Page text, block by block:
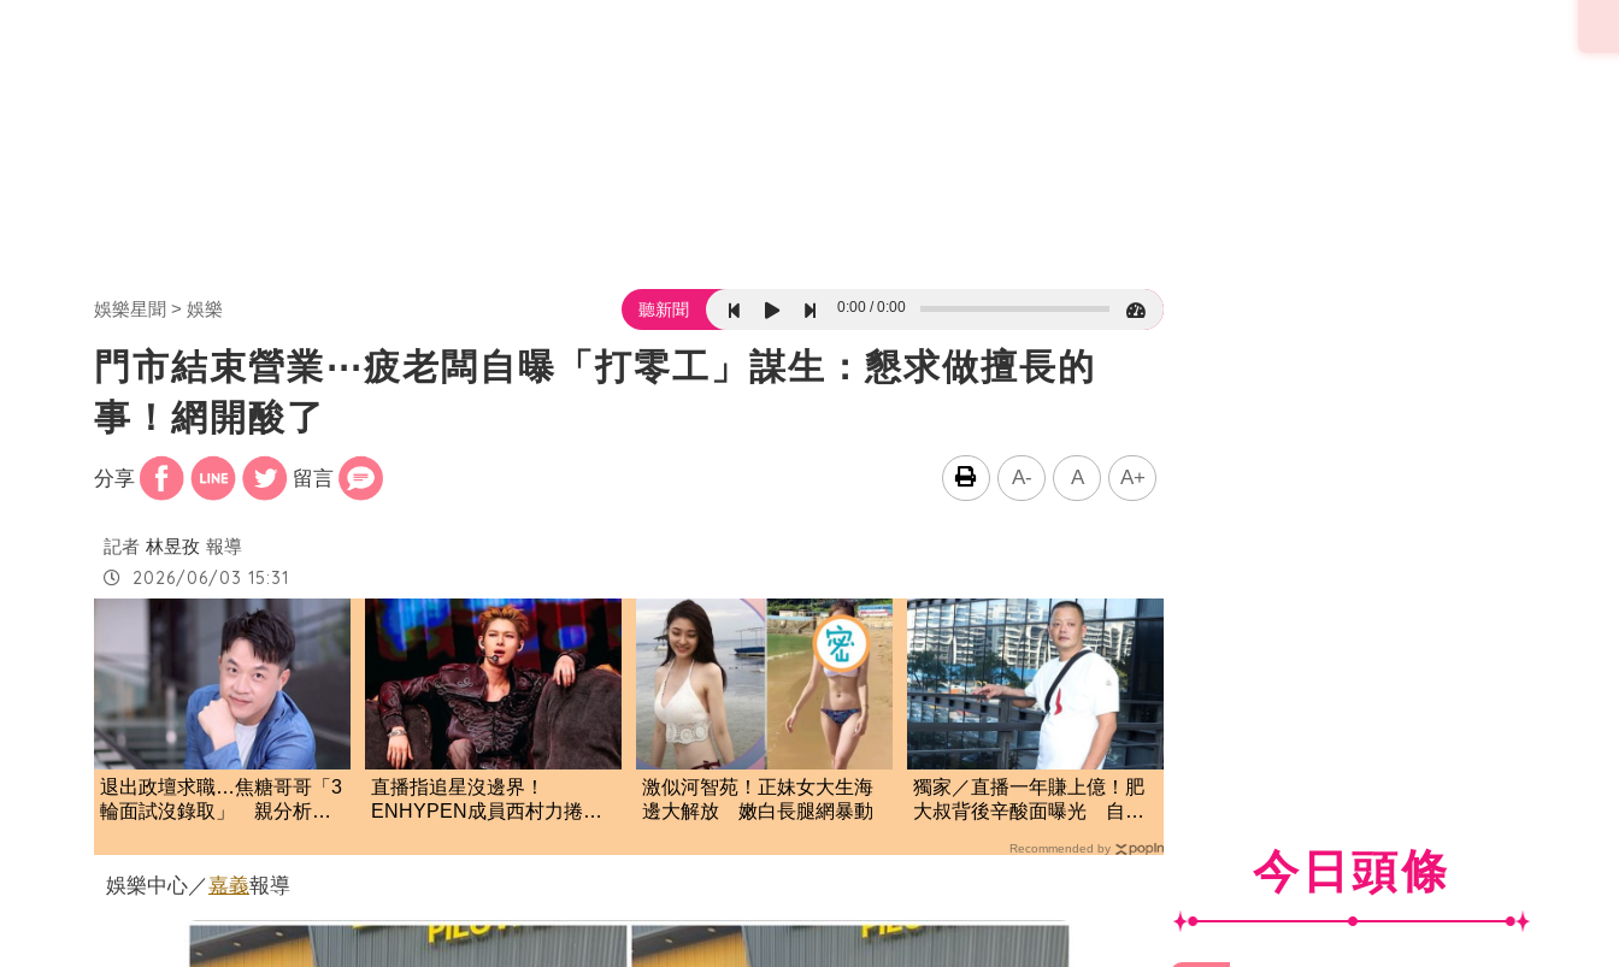
娛樂星聞 娛樂 聽新聞 0:00 0:00
門市結束營業⋯疲老闆自曝「打零工」謀生：懇求做擅長的
事！網開酸了
分享 留言 A- A A+
記者 林昱孜 報導
2026/06/03 15:31
退出政壇求職…焦糖哥哥「3
輪面試沒錄取」 親分析台
直播指追星沒邊界！
ENHYPEN成員西村力捲輕
絲
激似河智苑！正妹女大生海
邊大解放 嫩白長腿網暴動
獨家／直播一年賺上億！肥
大叔背後辛酸面曝光 自評
Recommended by
娛樂中心／嘉義報導 今日頭條